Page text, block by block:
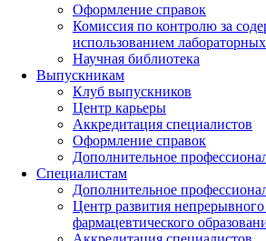
Оформление справок
Комиссия по контролю за
использованием
Научная библиотека
Выпускникам
Клуб выпускников
Центр карьеры
Аккредитация специалистов
Оформление справок
Дополнительное
Специалистам
Дополнительное
Центр развития
фармацевтического